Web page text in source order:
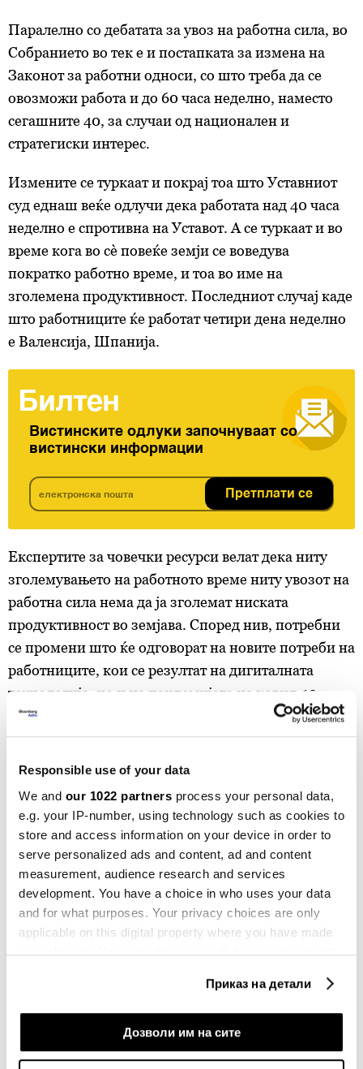
Responsible use of your data
We and our 1022 partners process your personal data,
e.g. your IP-number, using technology such as cookies to
store and access information on your device in order to
serve personalized ads and content, ad and content
measurement, audience research and services
development. You have a choice in who uses your data
and for what purposes. Your privacy choices are only
applicable on this digital property where you have made
your choices. You can change or withdraw your consent
If you allow, we would also like to:
Collect information about your geographical
Приказ на детали
Дозволи им на сите
Паралелно со дебатата за увоз на работна сила, во
Собранието во тек е и постапката за измена на
Законот за работни односи, со што треба да се
овозможи работа и до 60 часа неделно, наместо
сегашните 40, за случаи од национален и
стратегиски интерес.
Измените се туркаат и покрај тоа што Уставниот
суд еднаш веќе одлучи дека работата над 40 часа
неделно е спротивна на Уставот. А се туркаат и во
време кога во сè повеќе земји се воведува
пократко работно време, и тоа во име на
зголемена продуктивност. Пoследниот случај каде
што работниците ќе работат четири дена неделно
е Валенсија, Шпанија.
Билтен
Вистинските одлуки започнуваат со
вистински информации
Претплати се
Eкспертите за човечки ресурси велат дека ниту
зголемувањето на работното време ниту увозот на
работна сила нема да ја зголемат ниската
продуктивност во земјава. Според нив, потребни
се промени што ќе одговорат на новите потреби на
работниците, кои се резултат на дигиталната
технологија, но и на пандемијата на ковид-19.
„Блумберг Адрија“ вели дека токму корона-
кризата ги забрза промените и наложи потреба од
воведување нови практики во работењето, па
неминовно и измени во законските одредби што
се однесуваат на локацијата за работа и работното
време.